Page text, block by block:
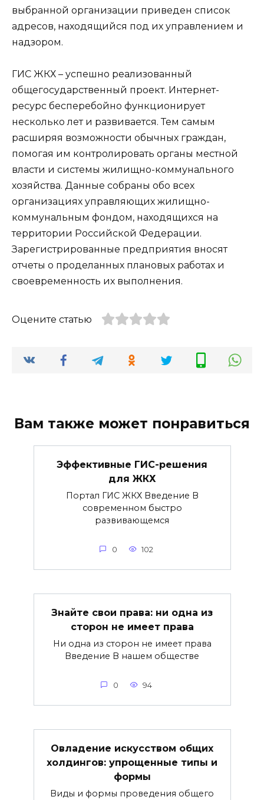
выбранной организации приведен список
адресов, находящийся под их управлением и
надзором.
ГИС ЖКХ – успешно реализованный
общегосударственный проект. Интернет-
ресурс бесперебойно функционирует
несколько лет и развивается. Тем самым
расширяя возможности обычных граждан,
помогая им контролировать органы местной
власти и системы жилищно-коммунального
хозяйства. Данные собраны обо всех
организациях управляющих жилищно-
коммунальным фондом, находящихся на
территории Российской Федерации.
Зарегистрированные предприятия вносят
отчеты о проделанных плановых работах и
своевременность их выполнения.
Оцените статью
Вам также может понравиться
Эффективные ГИС-решения
для ЖКХ
Портал ГИС ЖКХ Введение В
современном быстро
развивающемся
0 102
Знайте свои права: ни одна из
сторон не имеет права
Ни одна из сторон не имеет права
Введение В нашем обществе
0 94
Овладение искусством общих
холдингов: упрощенные типы и
формы
Виды и формы проведения общего